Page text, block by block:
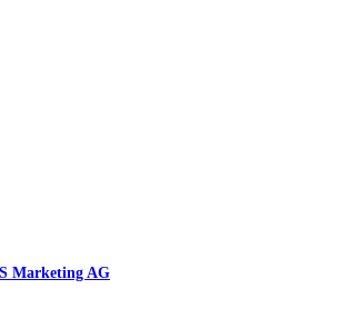
Marketing AG